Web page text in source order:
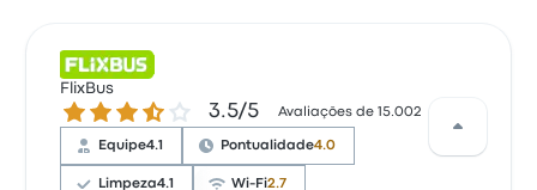
FlixBus
3.5 de 5 estrelas 3.5/5 Avaliações de 15.002
Equipe4.1 Pontualidade4.0
Limpeza4.1 Wi-Fi2.7